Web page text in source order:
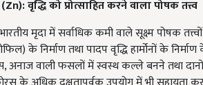
Zn):वृद्धि को प्रोत्साहित करने वाला पोषक तत्त्व
मृदा में सर्वाधिक कमी वाले सूक्ष्म पोषक
के निर्माण तथा पादप वृद्धि हार्मोनों के
अनाज वाली फसलों में स्वस्थ कल्ले बनने तथा दानों